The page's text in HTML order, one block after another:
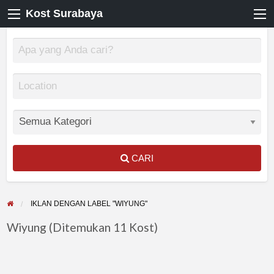
Kost Surabaya
CARI
IKLAN DENGAN LABEL "WIYUNG"
Wiyung (Ditemukan 11 Kost)